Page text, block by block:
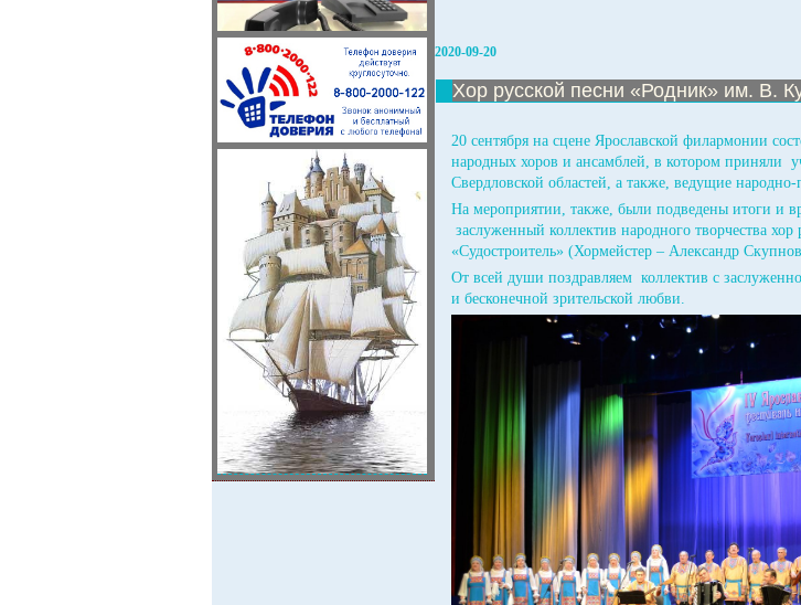
2020-09-20
Хор русской песни «Родник» им. В.
20 сентября на сцене Ярославской филармонии
народных хоров и ансамблей, в котором приняли
Свердловской областей, а также, ведущие народно-
На мероприятии, также, были подведены итоги и
заслуженный коллектив народного творчества
«Судостроитель» (Хормейстер – Александр
От всей души поздравляем коллектив с
и бесконечной зрительской любви.